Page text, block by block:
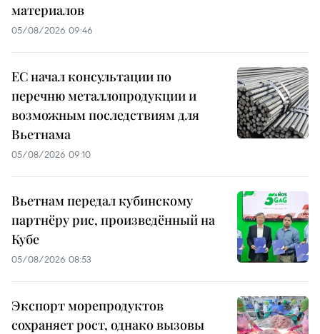
материалов
05/08/2026 09:46
ЕС начал консультации по
перечню металлопродукции и
возможным последствиям для
Вьетнама
05/08/2026 09:10
Вьетнам передал кубинскому
партнёру рис, произведённый на
Кубе
05/08/2026 08:53
Экспорт морепродуктов
сохраняет рост, однако вызовы